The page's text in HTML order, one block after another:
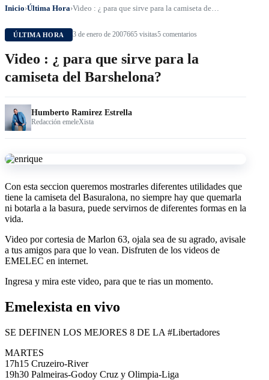
Inicio›Última Hora›Video : ¿ para que sirve para la camiseta de…
ÚLTIMA HORA 3 de enero de 2007665 visitas5 comentarios
Video : ¿ para que sirve para la
camiseta del Barshelona?
Humberto Ramirez Estrella
Redacción emeleXista
Con esta seccion queremos mostrarles diferentes utilidades que
tiene la camiseta del Basuralona, no siempre hay que quemarla
ni botarla a la basura, puede servirnos de diferentes formas en la
vida.
Video por cortesia de Marlon 63, ojala sea de su agrado, avisale
a tus amigos para que lo vean. Disfruten de los videos de
EMELEC en internet.
Ingresa y mira este video, para que te rias un momento.
Emelexista en vivo
SE DEFINEN LOS MEJORES 8 DE LA #Libertadores
MARTES
17h15 Cruzeiro-River
19h30 Palmeiras-Godoy Cruz y Olimpia-Liga